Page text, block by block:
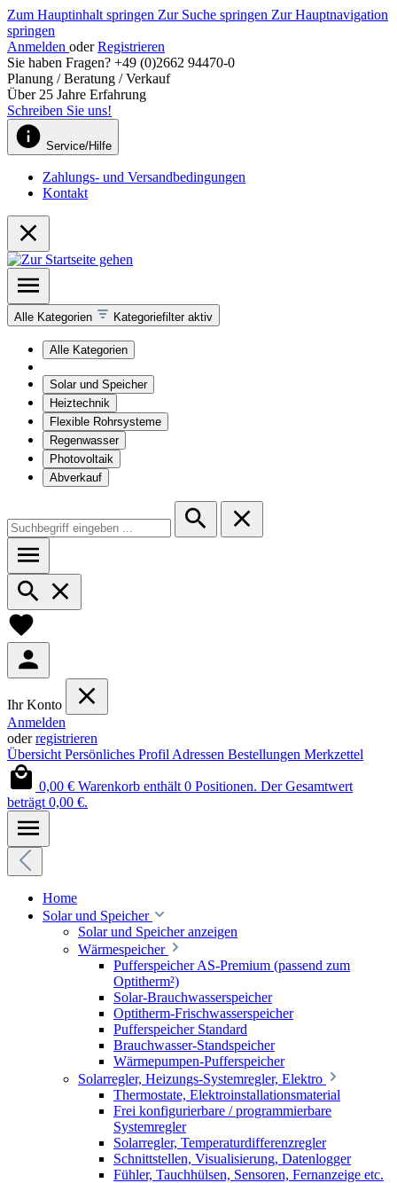
Zum Hauptinhalt springen Zur Suche springen Zur Hauptnavigation
springen
Anmelden oder Registrieren
Sie haben Fragen? +49 (0)2662 94470-0
Planung / Beratung / Verkauf
Über 25 Jahre Erfahrung
Schreiben Sie uns!
Service/Hilfe
Zahlungs- und Versandbedingungen
Kontakt
Alle Kategorien Kategoriefilter aktiv
Alle Kategorien
Solar und Speicher
Heiztechnik
Flexible Rohrsysteme
Regenwasser
Photovoltaik
Abverkauf
Ihr Konto
Anmelden
oderregistrieren
Übersicht Persönliches Profil Adressen Bestellungen Merkzettel
0,00 € Warenkorb enthält 0 Positionen. Der Gesamtwert
beträgt 0,00 €.
Home
Solar und Speicher
Solar und Speicher anzeigen
Wärmespeicher
Pufferspeicher AS-Premium (passend zum
Optitherm²)
Solar-Brauchwasserspeicher
Optitherm-Frischwasserspeicher
Pufferspeicher Standard
Brauchwasser-Standspeicher
Wärmepumpen-Pufferspeicher
Solarregler, Heizungs-Systemregler, Elektro
Thermostate, Elektroinstallationsmaterial
Frei konfigurierbare / programmierbare
Systemregler
Solarregler, Temperaturdifferenzregler
Schnittstellen, Visualisierung, Datenlogger
Fühler, Tauchhülsen, Sensoren, Fernanzeige etc.